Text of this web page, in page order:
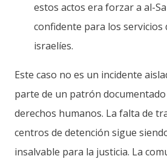
estos actos era forzar a al-
confidente para los servicios
israelíes.
Este caso no es un incidente
parte de un patrón
derechos humanos. La falta de
centros de detención sigue
insalvable para la justicia. La